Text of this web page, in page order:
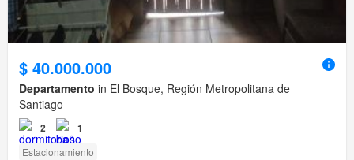
$ 40.000.000
Departamento in El Bosque, Región Metropolitana de
Santiago
2 1
Estacionamiento